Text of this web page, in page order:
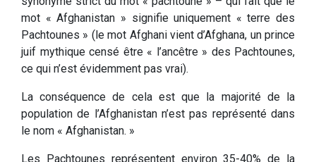
mot « Afghanistan » signifie uniquement « terre des
Pachtounes » (le mot Afghani vient d’Afghana, un prince
juif mythique censé être « l’ancêtre » des Pachtounes,
ce qui n’est évidemment pas vrai).
La conséquence de cela est que la majorité de la
population de l’Afghanistan n’est pas représenté dans
le nom « Afghanistan. »
Les Pachtounes représentent environ 35-40% de la